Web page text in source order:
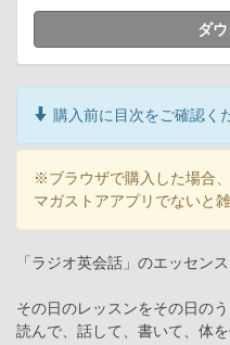
ダ
購入前に目次をご確認く
※ブラウザで購入した場合
マガストアアプリでないと
「ラジオ英会話」のエッセン
その日のレッスンをその日の
読んで、話して、書いて、体